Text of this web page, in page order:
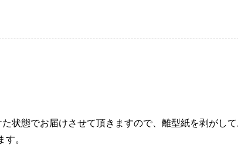
状態でお届けさせて頂きますので、離型紙を剥がし
。